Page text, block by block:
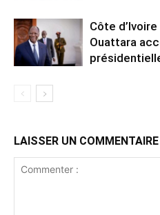
Côte
Ouattara
LAISSER UN COMMENTAIRE